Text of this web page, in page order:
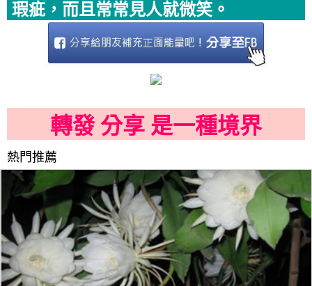
瑕疵，而且常常見人就微笑。
轉發 分享 是一種境界
熱門推薦